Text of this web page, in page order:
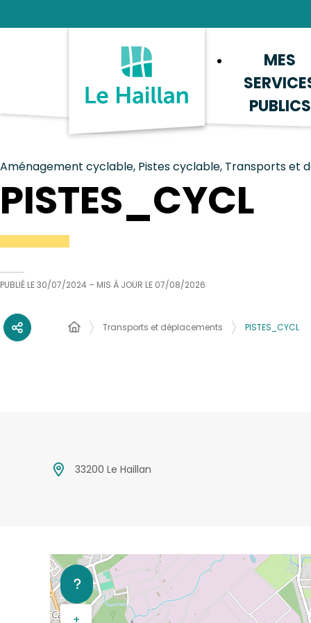
MES
PUBLICS
Aménagement cyclable, Pistes cyclable, Transports et
PISTES_CYCL
PUBLIÉ LE30/07/2024 – MIS À JOUR LE 07/08/2026
Transports et déplacements PISTES_CYCL
33200 Le Haillan
+